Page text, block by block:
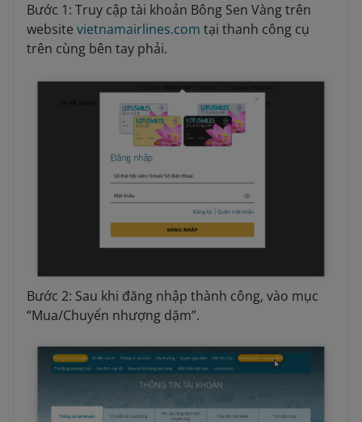
Bước 1: Truy cập tài khoản Bông Sen Vàng trên
website vietnamairlines.com tại thanh công cụ
trên cùng bên tay phải.
Bước 2: Sau khi đăng nhập thành công, vào mục
“Mua/Chuyển nhượng dặm”.